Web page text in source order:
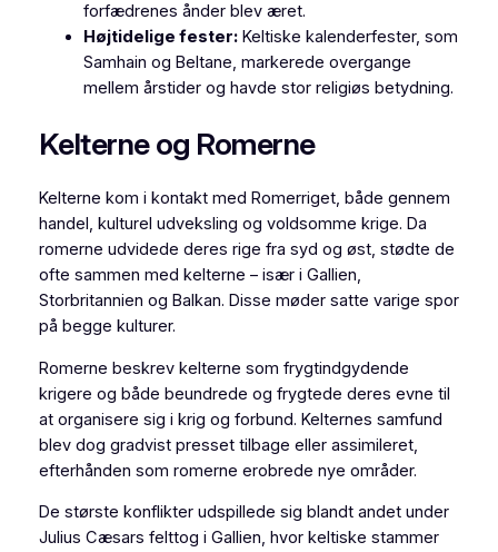
forfædrenes ånder blev æret.
Højtidelige fester:Keltiske kalenderfester, som
Samhain og Beltane, markerede overgange
mellem årstider og havde stor religiøs betydning.
Kelterne og Romerne
Kelterne kom i kontakt med Romerriget, både gennem
handel, kulturel udveksling og voldsomme krige. Da
romerne udvidede deres rige fra syd og øst, stødte de
ofte sammen med kelterne – især i Gallien,
Storbritannien og Balkan. Disse møder satte varige spor
på begge kulturer.
Romerne beskrev kelterne som frygtindgydende
krigere og både beundrede og frygtede deres evne til
at organisere sig i krig og forbund. Kelternes samfund
blev dog gradvist presset tilbage eller assimileret,
efterhånden som romerne erobrede nye områder.
De største konflikter udspillede sig blandt andet under
Julius Cæsars felttog i Gallien, hvor keltiske stammer